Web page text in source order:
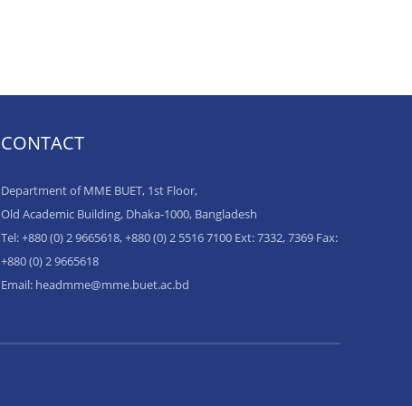
CONTACT
Department of MME BUET, 1st Floor,
Old Academic Building, Dhaka-1000, Bangladesh
Tel: +880 (0) 2 9665618, +880 (0) 2 5516 7100 Ext: 7332, 7369 Fax:
+880 (0) 2 9665618
Email: headmme@mme.buet.ac.bd